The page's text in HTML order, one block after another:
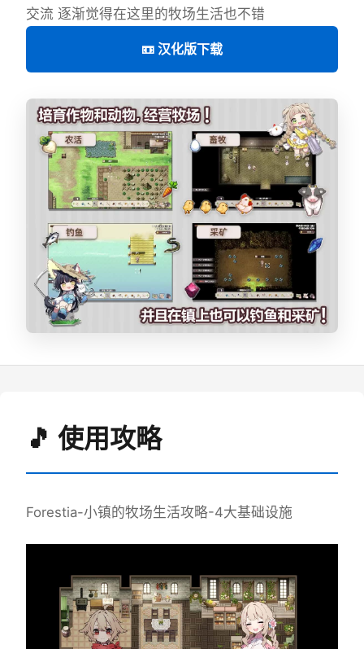
交流 逐渐觉得在这里的牧场生活也不错
📼 汉化版下载
🎵 使用攻略
Forestia-小镇的牧场生活攻略-4大基础设施